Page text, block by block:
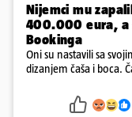
Nijemci mu
400.000 eura, a
Bookinga
Oni su nastavili sa
dizanjem čaša i boca.
požar, rekao je vlasnik